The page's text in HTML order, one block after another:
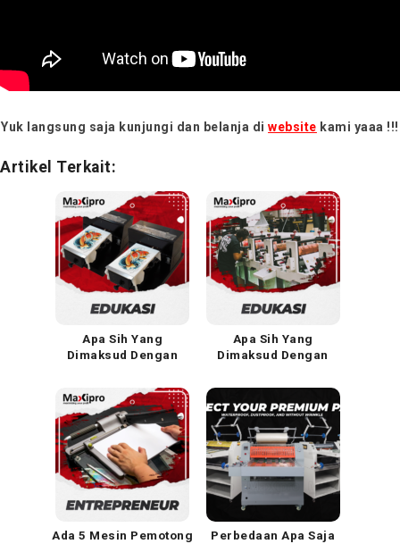
Yuk langsung saja kunjungi dan belanja diwebsite kami yaaa !!!
Artikel Terkait:
Apa Sih Yang
Dimaksud Dengan
Apa Sih Yang
Dimaksud Dengan
Fleksografi?
Ada 5 Mesin Pemotong
Perbedaan Apa Saja